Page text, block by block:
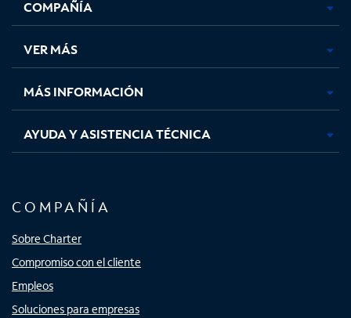
abre
en
pestaña
nueva
abre
en
pestaña
nueva
abre
en
pestaña
nueva
en
nueva
COMPAÑÍA
VER MÁS
MÁS INFORMACIÓN
AYUDA Y ASISTENCIA TÉCNICA
COMPAÑÍA
Sobre Charter
Compromiso con el cliente
Empleos
Soluciones para empresas